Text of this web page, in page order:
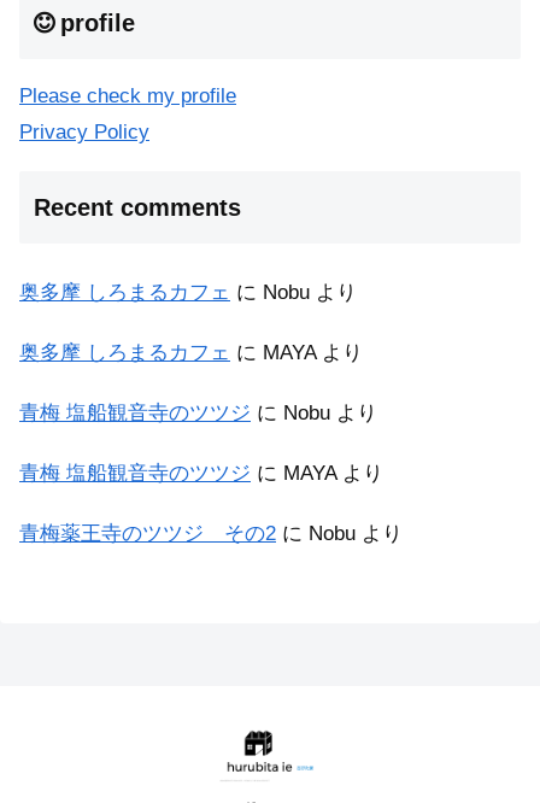
profile
Please check my profile
Privacy Policy
Recent comments
奥多摩 しろまるカフェ に Nobu より
奥多摩 しろまるカフェ に MAYAより
青梅 塩船観音寺のツツジ に Nobu より
青梅 塩船観音寺のツツジ に MAYAより
青梅薬王寺のツツジ その2 に Nobu より